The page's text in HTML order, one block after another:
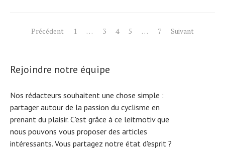
Pagination
publications
Précédent 1 … 3 4 5 … 7 Suivant
Rejoindre notre équipe
Nos rédacteurs souhaitent une chose simple :
partager autour de la passion du cyclisme en
prenant du plaisir. C'est grâce à ce leitmotiv que
nous pouvons vous proposer des articles
intéressants. Vous partagez notre état d'esprit ?